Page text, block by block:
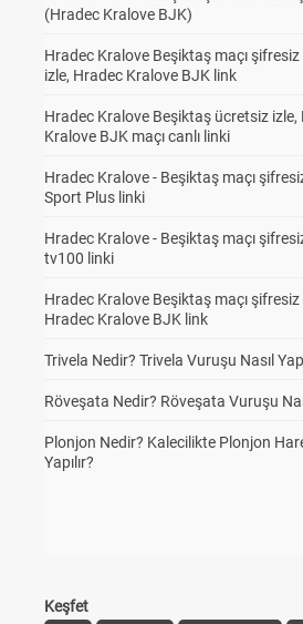
(Hradec Kralove BJK)
Hradec Kralove Beşiktaş maçı
izle, Hradec Kralove BJK link
Hradec Kralove Beşiktaş ücretsiz izle,
Kralove BJK maçı canlı linki
Hradec Kralove - Beşiktaş maçı
Sport Plus linki
Hradec Kralove - Beşiktaş maçı
tv100 linki
Hradec Kralove Beşiktaş maçı
Hradec Kralove BJK link
Trivela Nedir? Trivela Vuruşu Nasıl
Röveşata Nedir? Röveşata Vuruşu
Plonjon Nedir? Kalecilikte Plonjon
Yapılır?
Keşfet